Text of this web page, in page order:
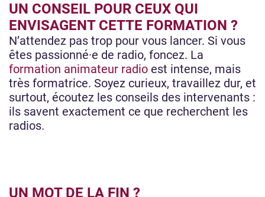
UN CONSEIL POUR CEUX QUI
ENVISAGENT CETTE FORMATION ?
N’attendez pas trop pour vous lancer. Si vous
êtes passionné·e de radio, foncez. La
formation animateur radio est intense, mais
très formatrice. Soyez curieux, travaillez dur, et
surtout, écoutez les conseils des intervenants :
ils savent exactement ce que recherchent les
radios.
UN MOT DE LA FIN ?